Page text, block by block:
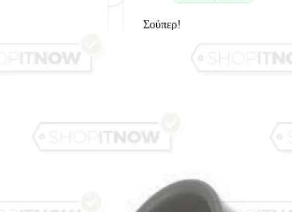
δείτε την στο google
Σούπερ!